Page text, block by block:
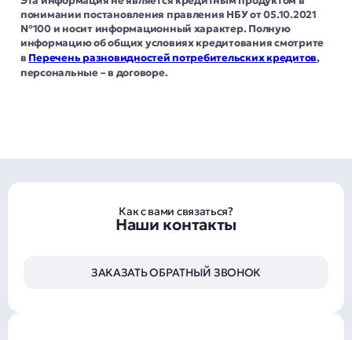
понимании постановления правления НБУ от 05.10.2021
№100 и носит информационный характер. Полную
информацию об общих условиях кредитования смотрите
в Перечень разновидностей потребительских кредитов,
персональные – в договоре.
Как с вами связаться?
Наши контакты
ЗАКАЗАТЬ ОБРАТНЫЙ ЗВОНОК